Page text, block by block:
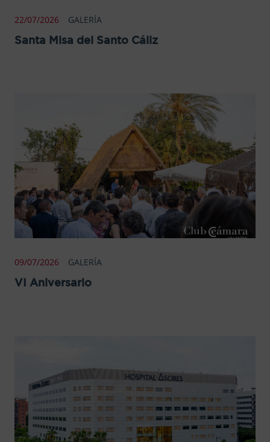
22/07/2026 GALERÍA
Santa Misa del Santo Cáliz
09/07/2026 GALERÍA
VI Aniversario